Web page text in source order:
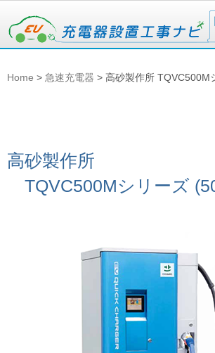
Home > 急速充電器 > 高砂製作所
高砂製作所
TQVC500Mシリーズ